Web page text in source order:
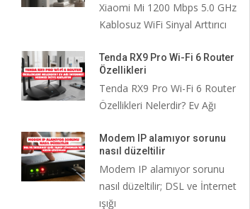
Xiaomi Mi 1200 Mbps 5.0 GHz
Kablosuz WiFi Sinyal Arttırıcı
Tenda RX9 Pro Wi-Fi 6 Router
Özellikleri
Tenda RX9 Pro Wi-Fi 6 Router
Özellikleri Nelerdir? Ev Ağı
Modem IP alamıyor sorunu
nasıl düzeltilir
Modem IP alamıyor sorunu
nasıl düzeltilir; DSL ve İnternet
ışığı